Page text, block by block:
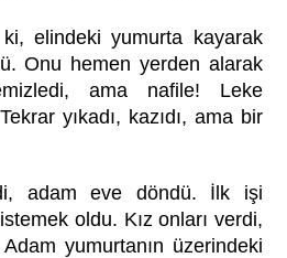
elindeki yumurta kayarak
Onu hemen yerden alarak
ama nafile! Leke
yıkadı, kazıdı, ama bir
adam eve döndü. İlk işi
oldu. Kız onları verdi,
yumurtanın üzerindeki